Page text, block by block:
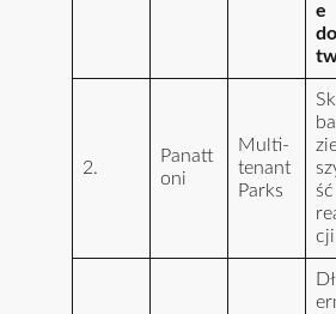
e
2.
Panatt
oni
Multi-
tenant
Parks
ść
cji